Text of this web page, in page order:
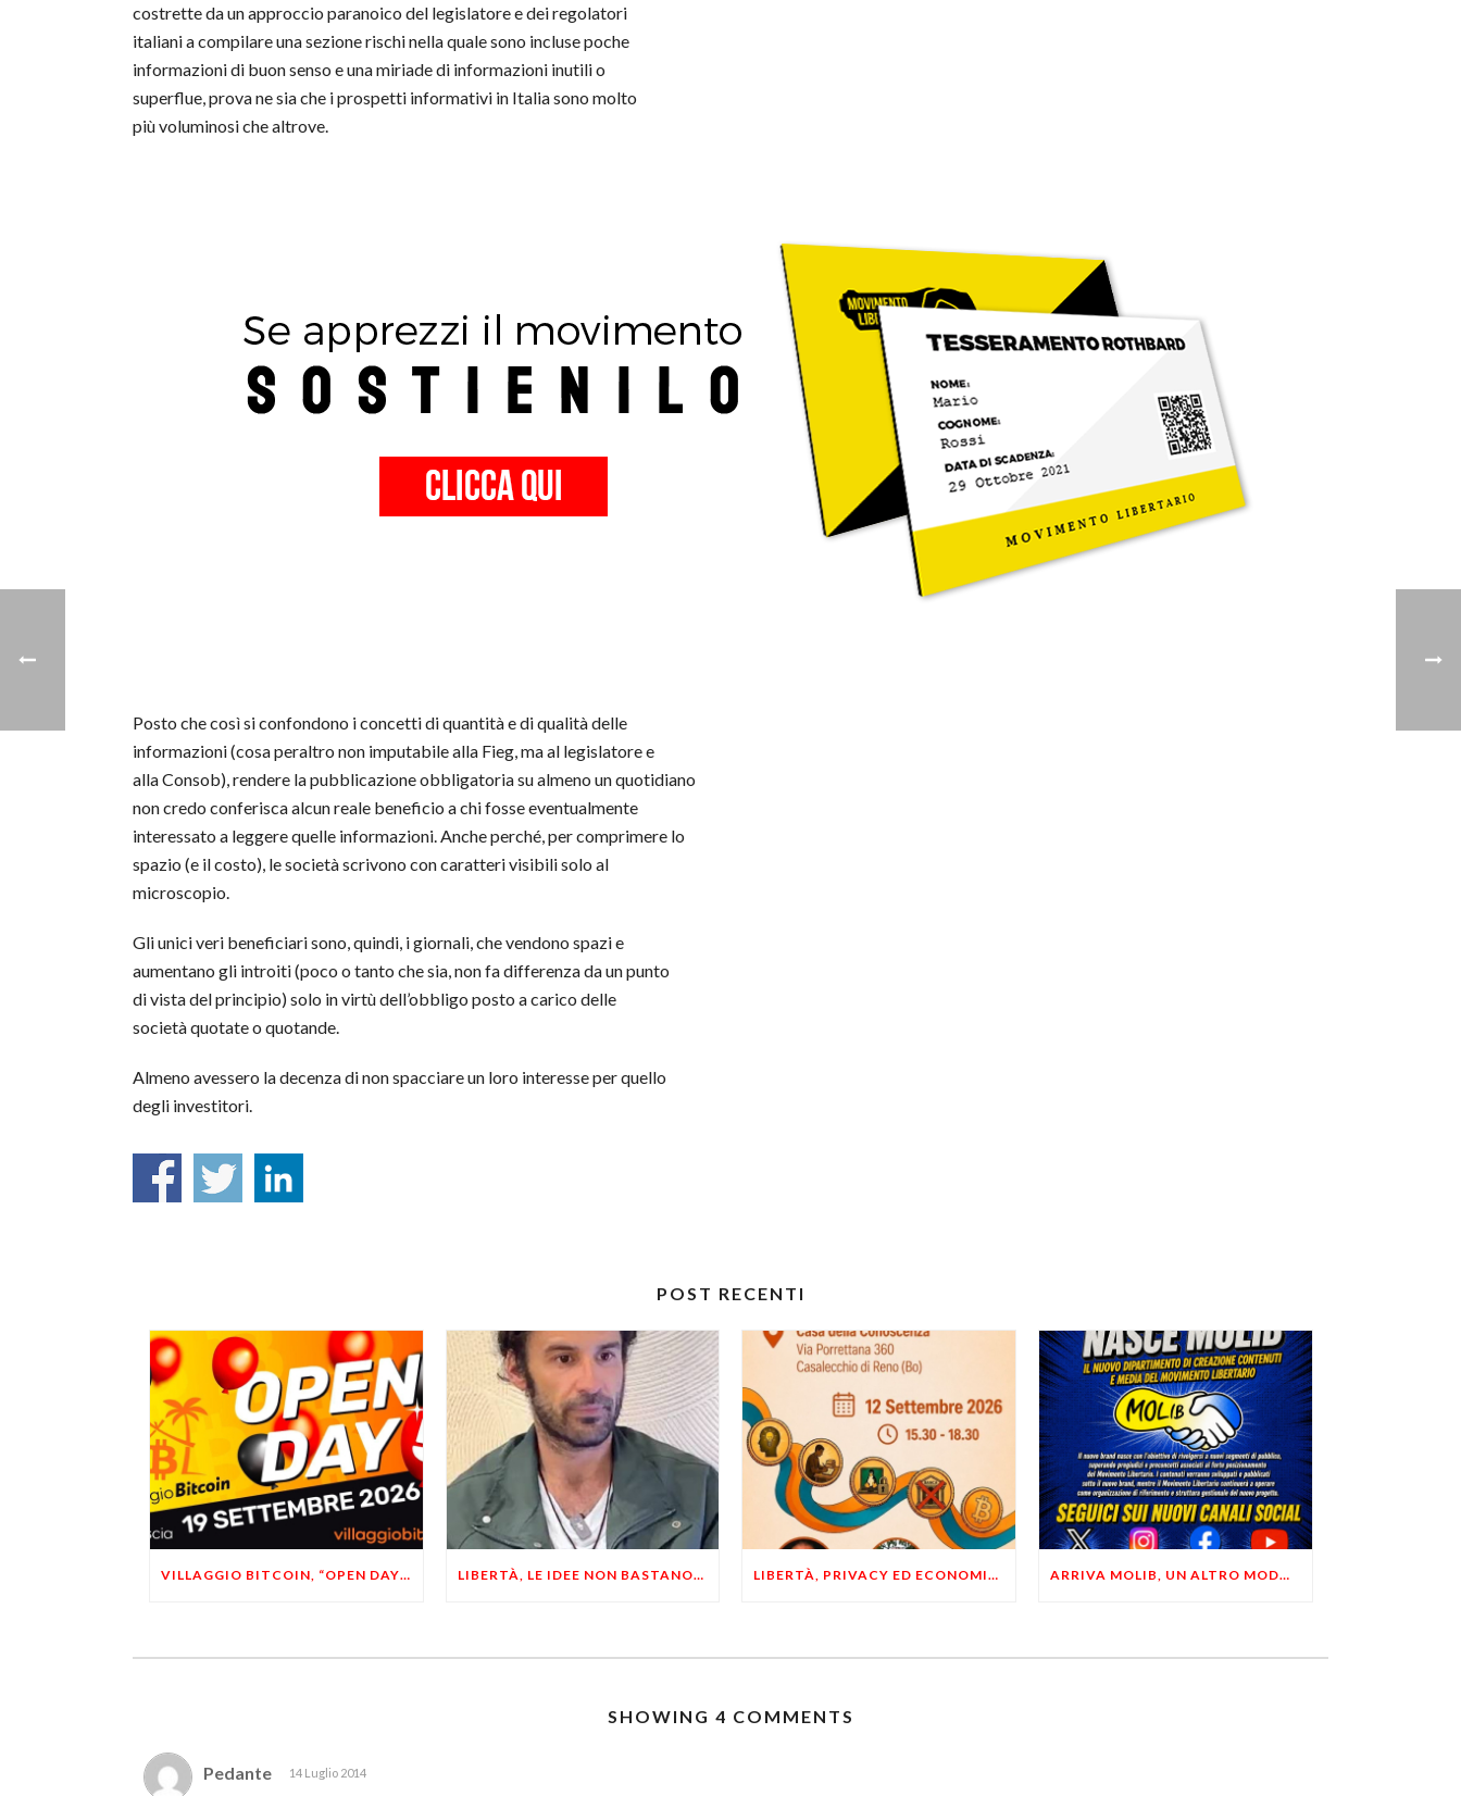
costrette da un approccio paranoico del legislatore e dei regolatori
italiani a compilare una sezione rischi nella quale sono incluse poche
informazioni di buon senso e una miriade di informazioni inutili o
superflue, prova ne sia che i prospetti informativi in Italia sono molto
più voluminosi che altrove.
Posto che così si confondono i concetti di quantità e di qualità delle
informazioni (cosa peraltro non imputabile alla Fieg, ma al legislatore e
alla Consob), rendere la pubblicazione obbligatoria su almeno un quotidiano
non credo conferisca alcun reale beneficio a chi fosse eventualmente
interessato a leggere quelle informazioni. Anche perché, per comprimere lo
spazio (e il costo), le società scrivono con caratteri visibili solo al
microscopio.
Gli unici veri beneficiari sono, quindi, i giornali, che vendono spazi e
aumentano gli introiti (poco o tanto che sia, non fa differenza da un punto
di vista del principio) solo in virtù dell’obbligo posto a carico delle
società quotate o quotande.
Almeno avessero la decenza di non spacciare un loro interesse per quello
degli investitori.
POST RECENTI
VILLAGGIO BITCOIN, “OPEN DAY 5”: LEONARDO FACCO OSPITE A BRESCIA LIBERTÀ, LE IDEE NON BASTANO! SERVONO ESEMPI E UN PO’ DI COERENZA LIBERTÀ, PRIVACY ED ECONOMIA DEL BUON SENSO: FACCO E MUSUMECI A CASALECCHIO DI RENO (BO) ARRIVA MOLIB, UN ALTRO MODO DI COMUNICARE LIBERTARIO
SHOWING 4 COMMENTS
Pedante 14 Luglio 2014